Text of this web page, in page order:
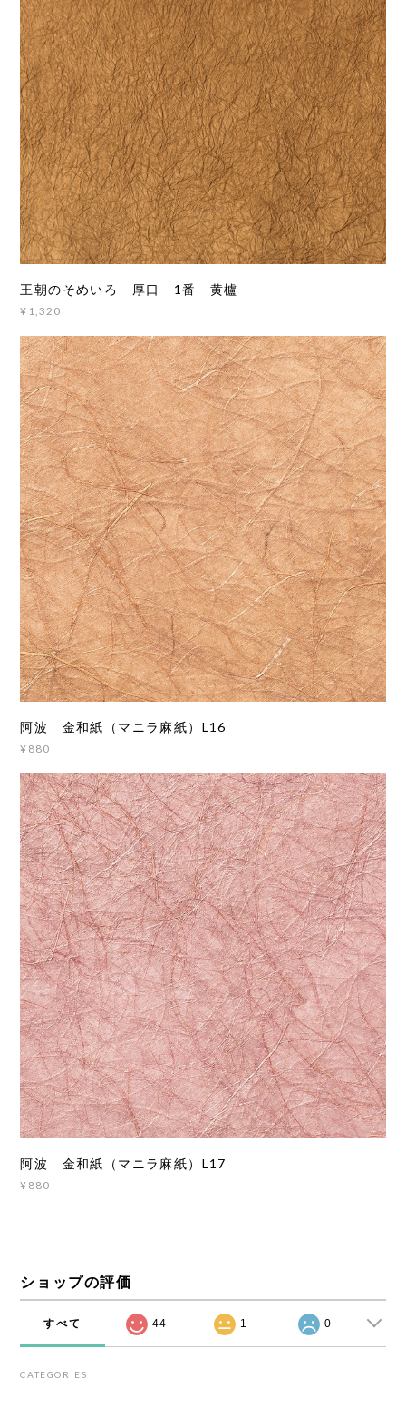
王朝のそめいろ 厚口 1番 黄櫨
¥1,320
阿波 金和紙（マニラ麻紙）L16
¥880
阿波 金和紙（マニラ麻紙）L17
¥880
ショップの評価
すべて 44 1 0
CATEGORIES